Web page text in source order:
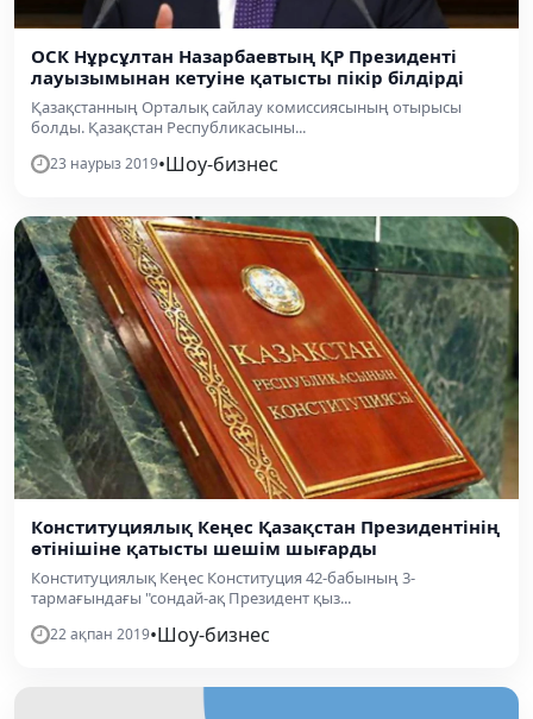
ОСК Нұрсұлтан Назарбаевтың ҚР Президенті
лауызымынан кетуіне қатысты пікір білдірді
Қазақстанның Орталық сайлау комиссиясының отырысы
болды. Қазақстан Республикасыны...
23 наурыз 2019•Шоу-бизнес
Конституциялық Кеңес Қазақстан Президентінің
өтінішіне қатысты шешім шығарды
Конституциялық Кеңес Конституция 42-бабының 3-
тармағындағы "сондай-ақ Президент қыз...
22 ақпан 2019•Шоу-бизнес